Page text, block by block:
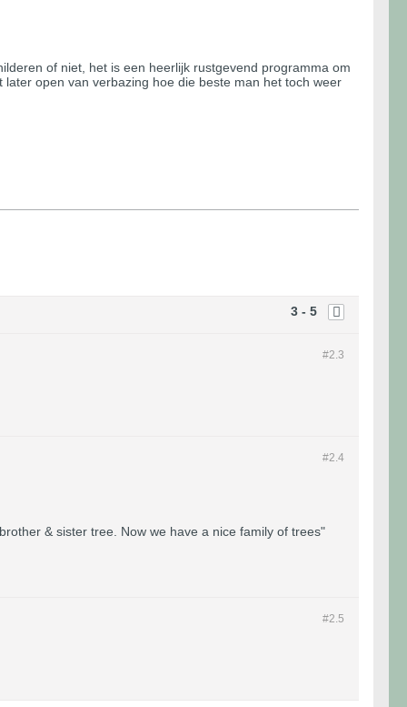
of niet, het is een heerlijk rustgevend programma om
later open van verbazing hoe die beste man het toch weer
3 - 5
#2. 3
#2. 4
& sister tree. Now we have a nice family of trees"
#2. 5